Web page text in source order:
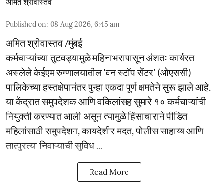
अमित श्रीवास्तव
Published on: 08 Aug 2026, 6:45 am
अमित श्रीवास्तव /मुंबई
कर्मचाऱ्यांच्या तुटवड्यामुळे महिनाभरापासून अंशतः कार्यरत
असलेले केईएम रुग्णालयातील ‘वन स्टॉप सेंटर’ (ओएससी)
पालिकेच्या हस्तक्षेपानंतर पुन्हा एकदा पूर्ण क्षमतेने सुरू झाले आहे.
या केंद्रात समुपदेशक आणि वकिलांसह सुमारे १० कर्मचाऱ्यांची
नियुक्ती करण्यात आली असून त्यामुळे हिंसाचाराने पीडित
महिलांसाठी समुपदेशन, कायदेशीर मदत, पोलीस साहाय्य आणि
तात्पुरत्या निवाऱ्याची सुविध ...
Read More